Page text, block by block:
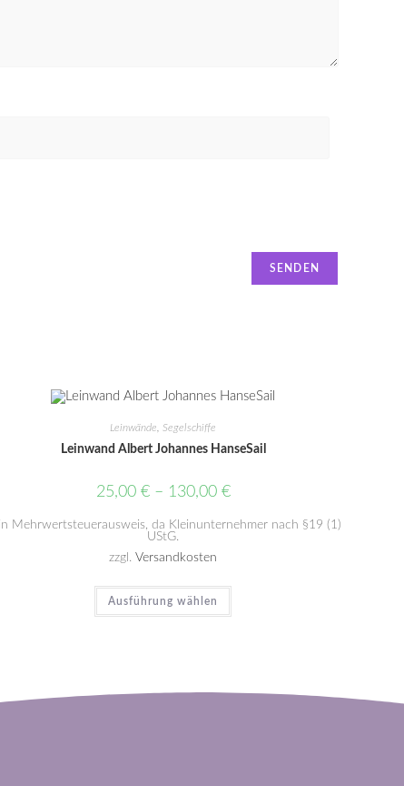
Leinwände Segelschiffe
Leinwand Albert Johannes HanseSail
25,00 €– 130,00 €
Mehrwertsteuerausweis, da Kleinunternehmer nach §19 (1)
UStG.
zzgl.Versandkosten
Ausführung wählen